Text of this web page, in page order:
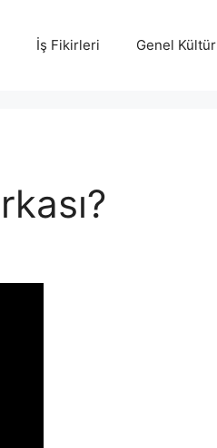
İş Fikirleri Genel Kültür